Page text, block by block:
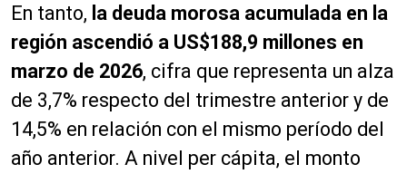
En tanto, la deuda morosa acumulada en la
región ascendió a US$188,9 millones en
marzo de 2026, cifra que representa un alza
de 3,7% respecto del trimestre anterior y de
14,5% en relación con el mismo período del
año anterior. A nivel per cápita, el monto